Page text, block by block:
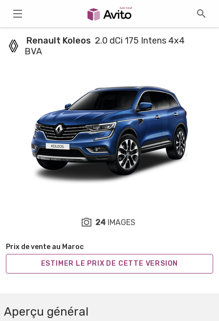
Renault Koleos 2.0 dCi 175 Intens 4x4
BVA
Prix de vente au Maroc
ESTIMER LE PRIX DE CETTE VERSION
24 IMAGES
Aperçu général